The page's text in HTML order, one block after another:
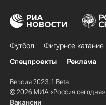
Футбол Фигурное катание
Спецпроекты
Реклама
Версия 2023.1 Beta
© 2026 МИА «Россия сегодня»
Вакансии